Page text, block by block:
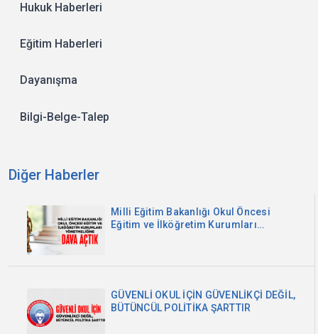
Hukuk Haberleri
Eğitim Haberleri
Dayanışma
Bilgi-Belge-Talep
Diğer Haberler
Milli Eğitim Bakanlığı Okul Öncesi
Eğitim ve İlköğretim Kurumları
GÜVENLİ OKUL İÇİN GÜVENLİKÇİ DEĞİL,
BÜTÜNCÜL POLİTİKA ŞARTTIR